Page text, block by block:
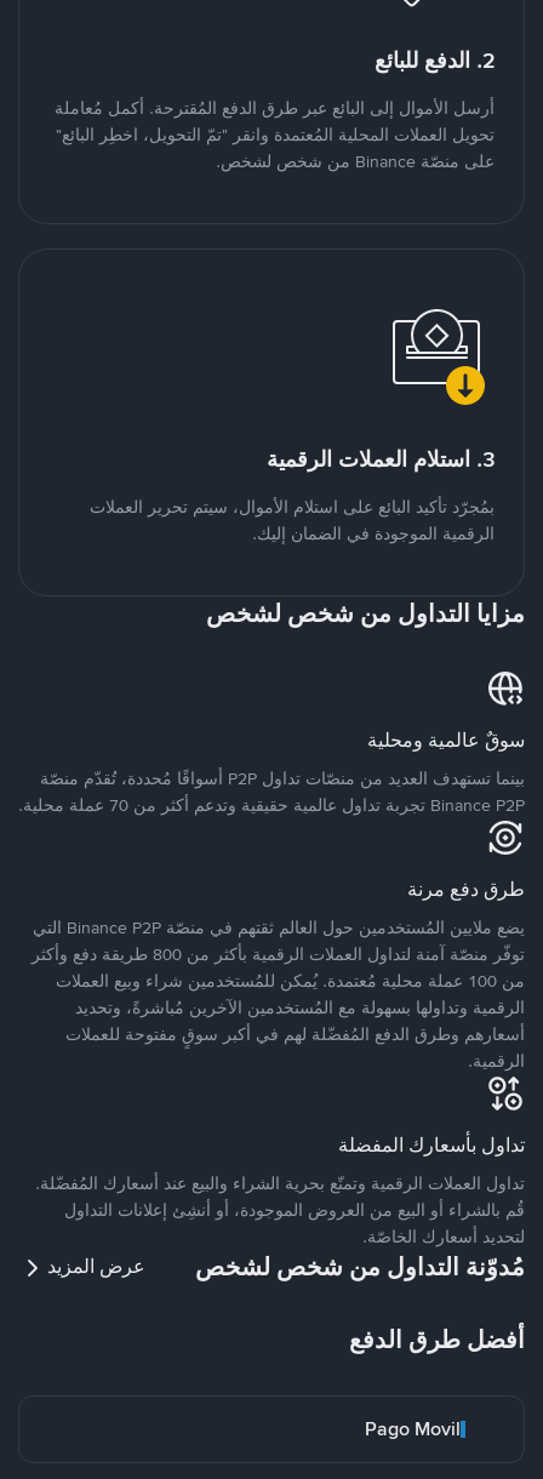
2. الدفع للبائع
أرسل الأموال إلى البائع عبر طرق الدفع المُقترحة. أكمل مُعاملة
تحويل العملات المحلية المُعتمدة وانقر "تمّ التحويل، اخطِر البائع"
على منصّة Binance من شخص لشخص.
3. استلام العملات الرقمية
بمُجرّد تأكيد البائع على استلام الأموال، سيتم تحرير العملات
الرقمية الموجودة في الضمان إليك.
مزايا التداول من شخص لشخص
سوقٌ عالمية ومحلية
بينما تستهدف العديد من منصّات تداول P2P أسواقًا مُحددة، تُقدّم منصّة
Binance P2P تجربة تداول عالمية حقيقية وتدعم أكثر من 70 عملة محلية.
طرق دفع مرنة
يضع ملايين المُستخدمين حول العالم ثقتهم في منصّة Binance P2P التي
توفّر منصّة آمنة لتداول العملات الرقمية بأكثر من 800 طريقة دفع وأكثر
من 100 عملة محلية مُعتمدة. يُمكن للمُستخدمين شراء وبيع العملات
الرقمية وتداولها بسهولة مع المُستخدمين الآخرين مُباشرةً، وتحديد
أسعارهم وطرق الدفع المُفضّلة لهم في أكبر سوقٍ مفتوحة للعملات
الرقمية.
تداول بأسعارك المفضلة
تداول العملات الرقمية وتمتّع بحرية الشراء والبيع عند أسعارك المُفضّلة.
قُم بالشراء أو البيع من العروض الموجودة، أو أنشِئ إعلانات التداول
لتحديد أسعارك الخاصّة.
مُدوّنة التداول من شخص لشخص عرض المزيد
أفضل طرق الدفع
Pago Movil